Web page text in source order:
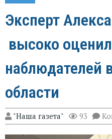
Эксперт
высоко
наблюдателей
области
"Наша газета" 93